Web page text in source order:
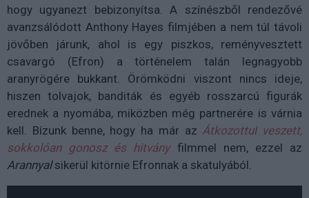
hogy ugyanezt bebizonyítsa. A színészből rendezővé
avanzsálódott Anthony Hayes filmjében a nem túl távoli
jövőben járunk, ahol is egy piszkos, reményvesztett
csavargó (Efron) a történelem talán legnagyobb
aranyrögére bukkant. Örömködni viszont nincs ideje,
hiszen tolvajok, banditák és egyéb rosszarcú figurák
erednek a nyomába, miközben még partnerére is várnia
kell. Bízunk benne, hogy ha már az Átkozottul veszett,
sokkolóan gonosz és hitványfilmmel nem, ezzel az
Arannyalsikerül kitörnie Efronnak a skatulyából.